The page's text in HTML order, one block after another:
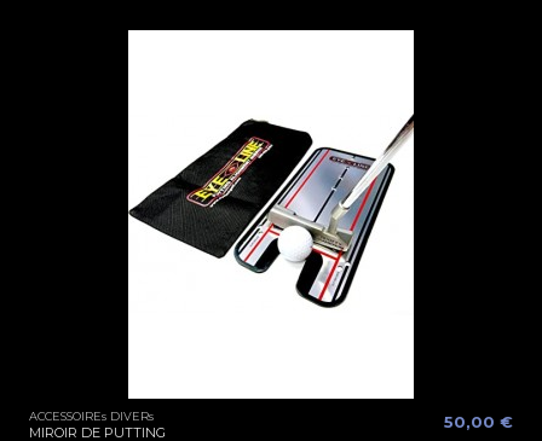
ACCESSOIREs DIVERs
MIROIR DE PUTTING
50,00 €